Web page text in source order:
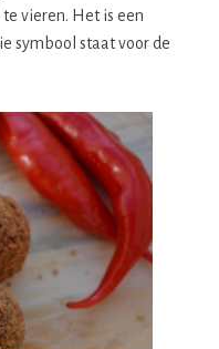
vieren. Het is een
symbool staat voor de